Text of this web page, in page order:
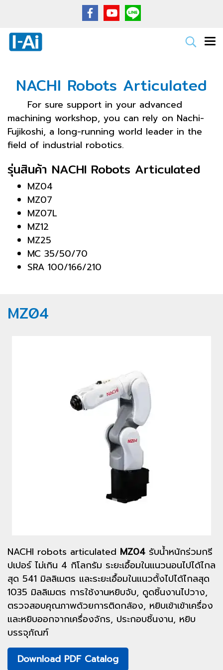
NACHI Robots Articulated
For sure support in your advanced
machining workshop, you can rely on Nachi-
Fujikoshi, a long-running world leader in the
field of industrial robotics.
รุ่นสินค้า NACHI Robots Articulated
MZ04
MZ07
MZ07L
MZ12
MZ25
MC 35/50/70
SRA 100/166/210
MZ04
NACHI robots articulated MZ04 รับน้ำหนักร่วมกรี
ปเปอร์ ไม่เกิน 4 กิโลกรัม ระยะเอื้อมในแนวนอนไปได้ไกล
สุด 541 มิลลิเมตร และระยะเอื้อมในแนวตั้งไปได้ไกลสุด
1035 มิลลิเมตร การใช้งานหยิบจับ, ดูดชิ้นงานไปวาง,
ตรวจสอบคุณภาพด้วยการติดกล้อง, หยิบเข้าเข้าเครื่อง
และหยิบออกจากเครื่องจักร, ประกอบชิ้นงาน, หยิบ
บรรจุภัณฑ์
Download PDF Catalog